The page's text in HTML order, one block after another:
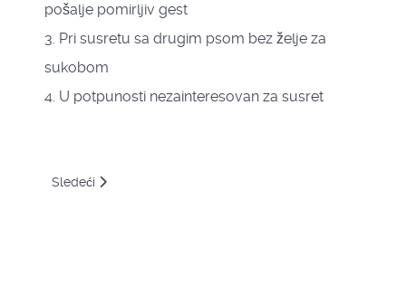
pošalje pomirljiv gest
3. Pri susretu sa drugim psom bez želje za
sukobom
4. U potpunosti nezainteresovan za susret
Sledeći članak: Usta
Sledeći